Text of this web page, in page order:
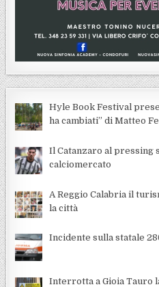
Hyle Book Festival
ha cambiati” di Matteo
Il Catanzaro al pressing
calciomercato
A Reggio Calabria il
la città
Incidente sulla statale
Interrotta a Gioia Tauro